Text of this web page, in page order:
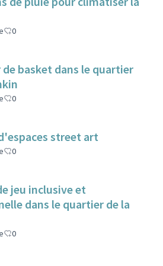
0
de basket dans le quartier
0
street art
0
jeu inclusive et
dans le quartier de la
0